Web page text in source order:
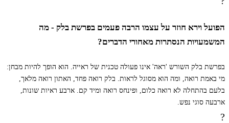
אֶל בְּנוֹת מוֹאָב׃
הפועל וירא חוזר על עצמו הרבה פעמים בפרשת בלק - מה
המשמעויות הנסתרות מאחורי הדברים?
בפרשת בלק השורש 'ראה' אינו פעולה טכנית של ראייה. הוא הופך להיות מבחן:
מי באמת רואה, ומה הוא מסוגל לראות. בלק רואה פחד, האתון רואה מלאך,
בלעם בהתחלה לא רואה כלום, ופינחס רואה ומיד קם. ארבע ראיות שונות,
ארבעה סוגי נפש.
?